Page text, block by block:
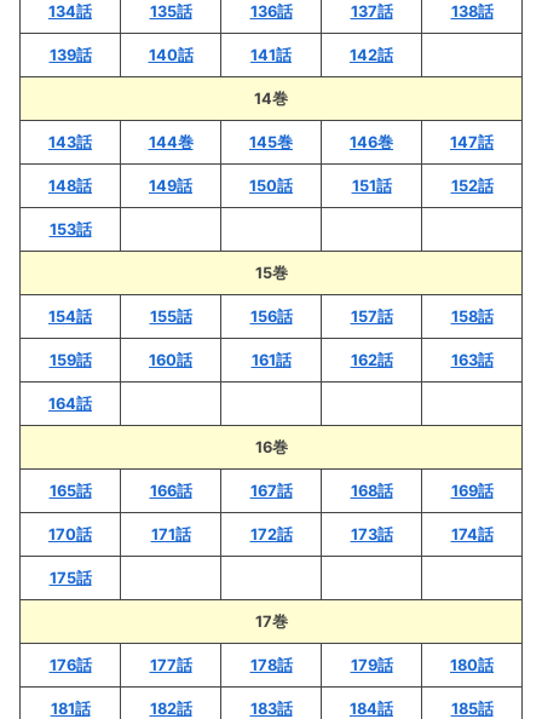
134話 135話 136話 137話 138話
139話 140話 141話 142話
14巻
143話 144巻 145巻 146巻 147話
148話 149話 150話 151話 152話
153話
15巻
154話 155話 156話 157話 158話
159話 160話 161話 162話 163話
164話
16巻
165話 166話 167話 168話 169話
170話 171話 172話 173話 174話
175話
17巻
176話 177話 178話 179話 180話
181話 182話 183話 184話 185話